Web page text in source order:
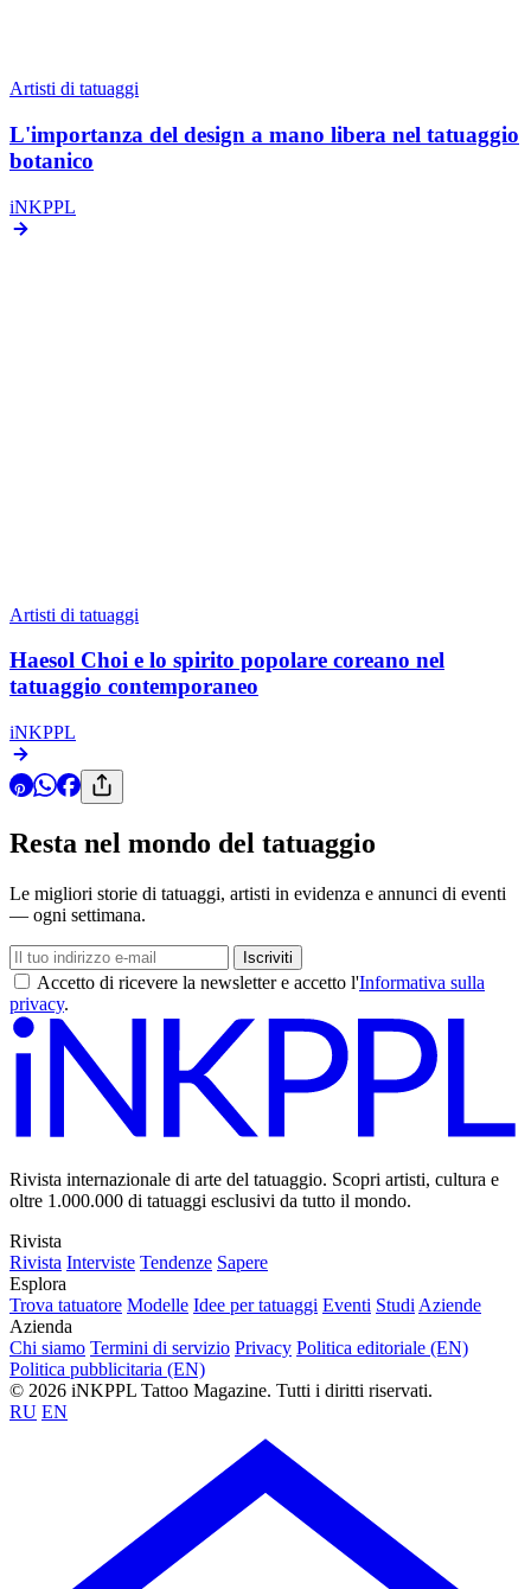
Artisti di tatuaggi
L'importanza del design a mano libera nel tatuaggio
botanico
iNKPPL
Artisti di tatuaggi
Haesol Choi e lo spirito popolare coreano nel
tatuaggio contemporaneo
iNKPPL
Resta nel mondo del tatuaggio
Le migliori storie di tatuaggi, artisti in evidenza e annunci di eventi
— ogni settimana.
Iscriviti
Accetto di ricevere la newsletter e accetto l'Informativa sulla
privacy.
Rivista internazionale di arte del tatuaggio. Scopri artisti, cultura e
oltre 1.000.000 di tatuaggi esclusivi da tutto il mondo.
Rivista
Rivista Interviste Tendenze Sapere
Esplora
Trova tatuatore Modelle Idee per tatuaggi Eventi Studi Aziende
Azienda
Chi siamo Termini di servizio Privacy Politica editoriale (EN)
Politica pubblicitaria (EN)
© 2026 iNKPPL Tattoo Magazine. Tutti i diritti riservati.
RU EN